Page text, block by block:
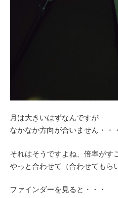
月は大きいはずなんですが
なかなか方向が合いません・・・
それはそうですよね、倍率がす
やっと合わせて（合わせてもら
ファインダーを見ると・・・